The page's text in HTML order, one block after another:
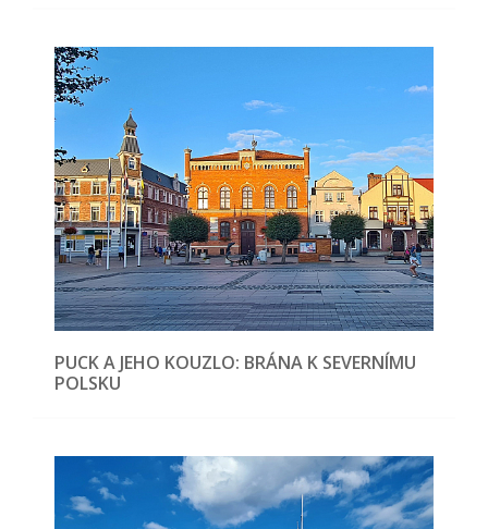
PUCK A JEHO KOUZLO: BRÁNA K SEVERNÍMU
POLSKU